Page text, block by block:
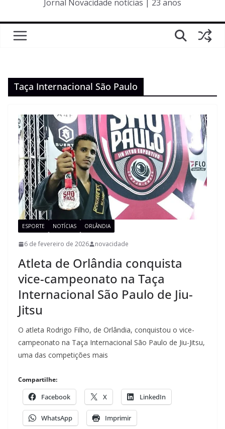
Jornal Novacidade notícias | 23 anos
Taça Internacional São Paulo
ESPORTE NOTÍCIAS ORLÂNDIA
6 de fevereiro de 2026 novacidade
Atleta de Orlândia conquista
vice-campeonato na Taça
Internacional São Paulo de Jiu-
Jitsu
O atleta Rodrigo Filho, de Orlândia, conquistou o vice-
campeonato na Taça Internacional São Paulo de Jiu-Jitsu,
uma das competições mais
Compartilhe:
Facebook X LinkedIn
WhatsApp Imprimir